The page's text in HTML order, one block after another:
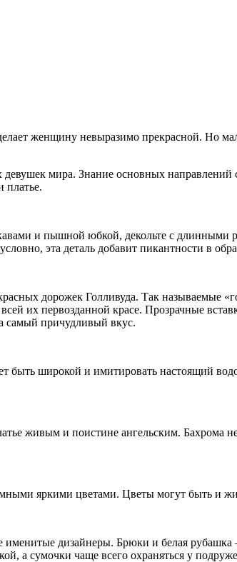
женщину невыразимо прекрасной. Но
девушек мира. Знание основных
платье.
и пышной юбкой, декольте с длинными
эта деталь добавит пикантности в
дорожек Голливуда. Так называемые
их первозданной красе. Прозрачные
самый причудливый вкус.
быть широкой и имитировать настоящий
живым и поистине ангельским. Бахрома
яркими цветами. Цветы могут быть и
именитые дизайнеры. Брюки и белая
а сумочки чаще всего охраняться у